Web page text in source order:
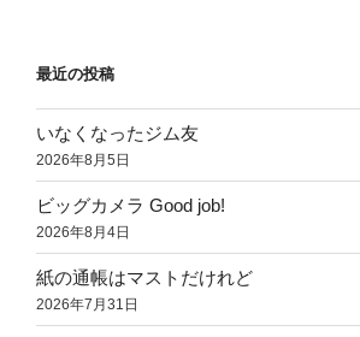
最近の投稿
いなくなったジム友
2026年8月5日
ビッグカメラ Good job!
2026年8月4日
紙の通帳はマストだけれど
2026年7月31日